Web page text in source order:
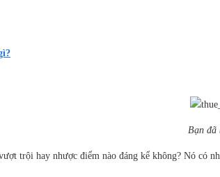
Bạn đã
trội hay nhược điểm nào đáng kể không? Nó có